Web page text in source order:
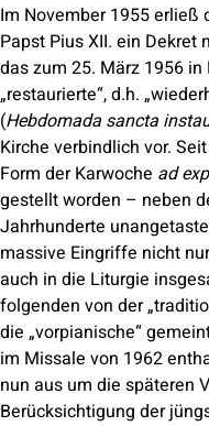
Im November 1955 erließ
Papst Pius XII. ein Dekret
das zum 25. März 1956
„restaurierte“, d.h.
(Hebdomada sancta
Kirche verbindlich vor.
Form der Karwoche ad
gestellt worden – neben
Jahrhunderte
massive Eingriffe nicht
auch in die Liturgie
folgenden von der
die „vorpianische“
im Missale von 1962
nun aus um die späteren
Berücksichtigung der